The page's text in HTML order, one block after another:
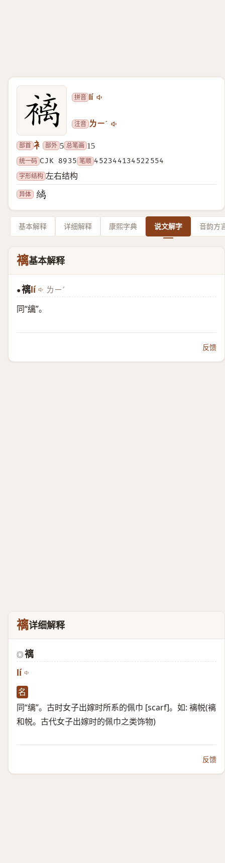
拼音 lí
注音 ㄌㄧˊ
部首 衤 部外 5 总笔画 15
统一码 CJK 8935 笔顺 452344134522554
字形结构 左右结构
异体
基本解释 详细解释 康熙字典 说文解字 音韵方
褵基本解释
●褵 lí ㄌㄧˊ
同“缡”。
反馈
褵详细解释
◎ 褵
lí
名
同“缡”。古时女子出嫁时所系的佩巾 [scarf]。如: 褵帨(褵
和帨。古代女子出嫁时的佩巾之类饰物)
反馈